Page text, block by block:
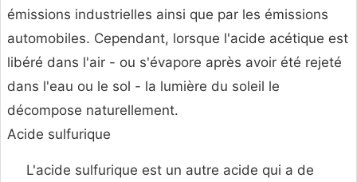
émissions industrielles ainsi que par les émissions
automobiles. Cependant, lorsque l'acide acétique est
libéré dans l'air - ou s'évapore après avoir été rejeté
dans l'eau ou le sol - la lumière du soleil le
décompose naturellement.
Acide sulfurique
L'acide sulfurique est un autre acide qui a de